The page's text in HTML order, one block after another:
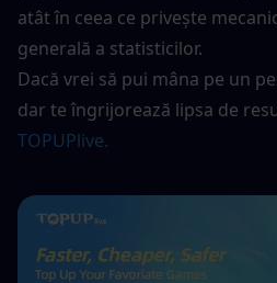
atât în ceea ce privește
generală a statisticilor.
Dacă vrei să pui mâna pe un
TOPUPlive.